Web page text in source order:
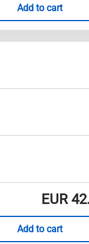
Add to cart
EUR
Add to cart